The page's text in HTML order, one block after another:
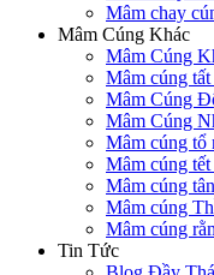
Mâm chay
Mâm Cúng Khác
Mâm Cúng
Mâm cúng tất
Mâm Cúng
Mâm Cúng
Mâm cúng tổ
Mâm cúng
Mâm cúng
Mâm cúng
Mâm cúng
Tin Tức